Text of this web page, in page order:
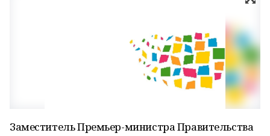
Заместитель Премьер-министра Правительства